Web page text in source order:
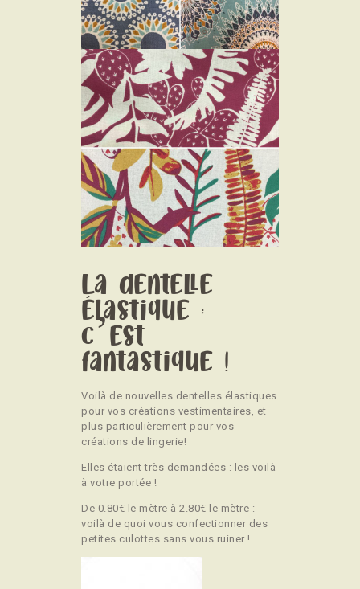
La dentelle
élastique :
c’est
fantastique !
Voilà de nouvelles dentelles élastiques
pour vos créations vestimentaires, et
plus particulièrement pour vos
créations de lingerie!
Elles étaient très demandées : les voilà
à votre portée !
De 0.80€ le mètre à 2.80€ le mètre :
voilà de quoi vous confectionner des
petites culottes sans vous ruiner !